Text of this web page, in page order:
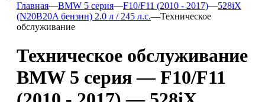
Главная—BMW 5 серия—F10/F11 (2010 - 2017)—528iX
(N20B20A бензин) 2.0 л / 245 л.с.—Техническое
обслуживание
Техническое обслуживание
BMW 5 серия — F10/F11